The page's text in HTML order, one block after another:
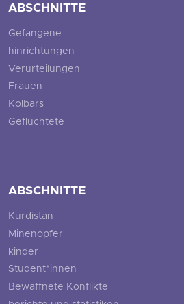
ABSCHNITTE
Gefangene
hinrichtungen
Verurteilungen
Frauen
Kolbars
Geflüchtete
ABSCHNITTE
Kurdistan
Minenopfer
kinder
Student*innen
Bewaffnete Konflikte